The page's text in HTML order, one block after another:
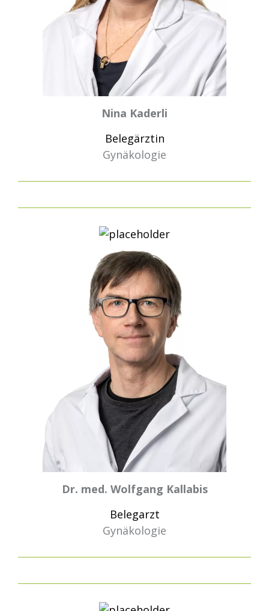
Nina Kaderli
Belegärztin
Gynäkologie
Dr. med. Wolfgang Kallabis
Belegarzt
Gynäkologie